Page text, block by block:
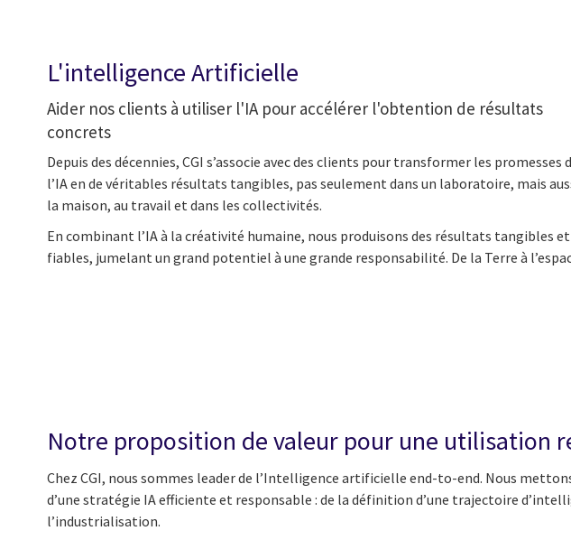
L'intelligence Artificielle
Aider nos clients à utiliser l'IA pour accélérer l'obtention de résultats
concrets
Depuis des décennies, CGI s’associe avec des clients pour transformer les promesses
l’IA en de véritables résultats tangibles, pas seulement dans un laboratoire, mais
la maison, au travail et dans les collectivités.
En combinant l’IA à la créativité humaine, nous produisons des résultats tangibles et
fiables, jumelant un grand potentiel à une grande responsabilité. De la Terre à
Notre proposition de valeur pour une utilisation
Chez CGI, nous sommes leader de l’Intelligence artificielle end-to-end. Nous
d’une stratégie IA efficiente et responsable : de la définition d’une trajectoire
l’industrialisation.